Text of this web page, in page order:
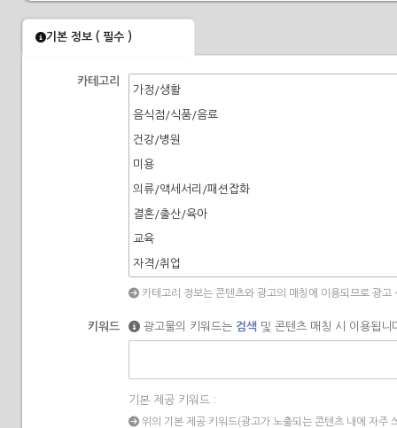
기본 정보 ( 필수 )
카테고리
가정/생활
음식점/식품/음료
건강/병원
미용
의류/액세서리/패션잡화
결혼/출산/육아
교육
자격/취업
문화/예술
부동산
카테고리 정보는 콘텐츠와 광고의 매칭에 이용되므로 광
키워드 광고물의 키워드는 검색 및 콘텐츠 매칭 시 이용됩
기본 제공 키워드 :
위의 기본 제공 키워드(광고가 노출되는 콘텐츠 내에 자주